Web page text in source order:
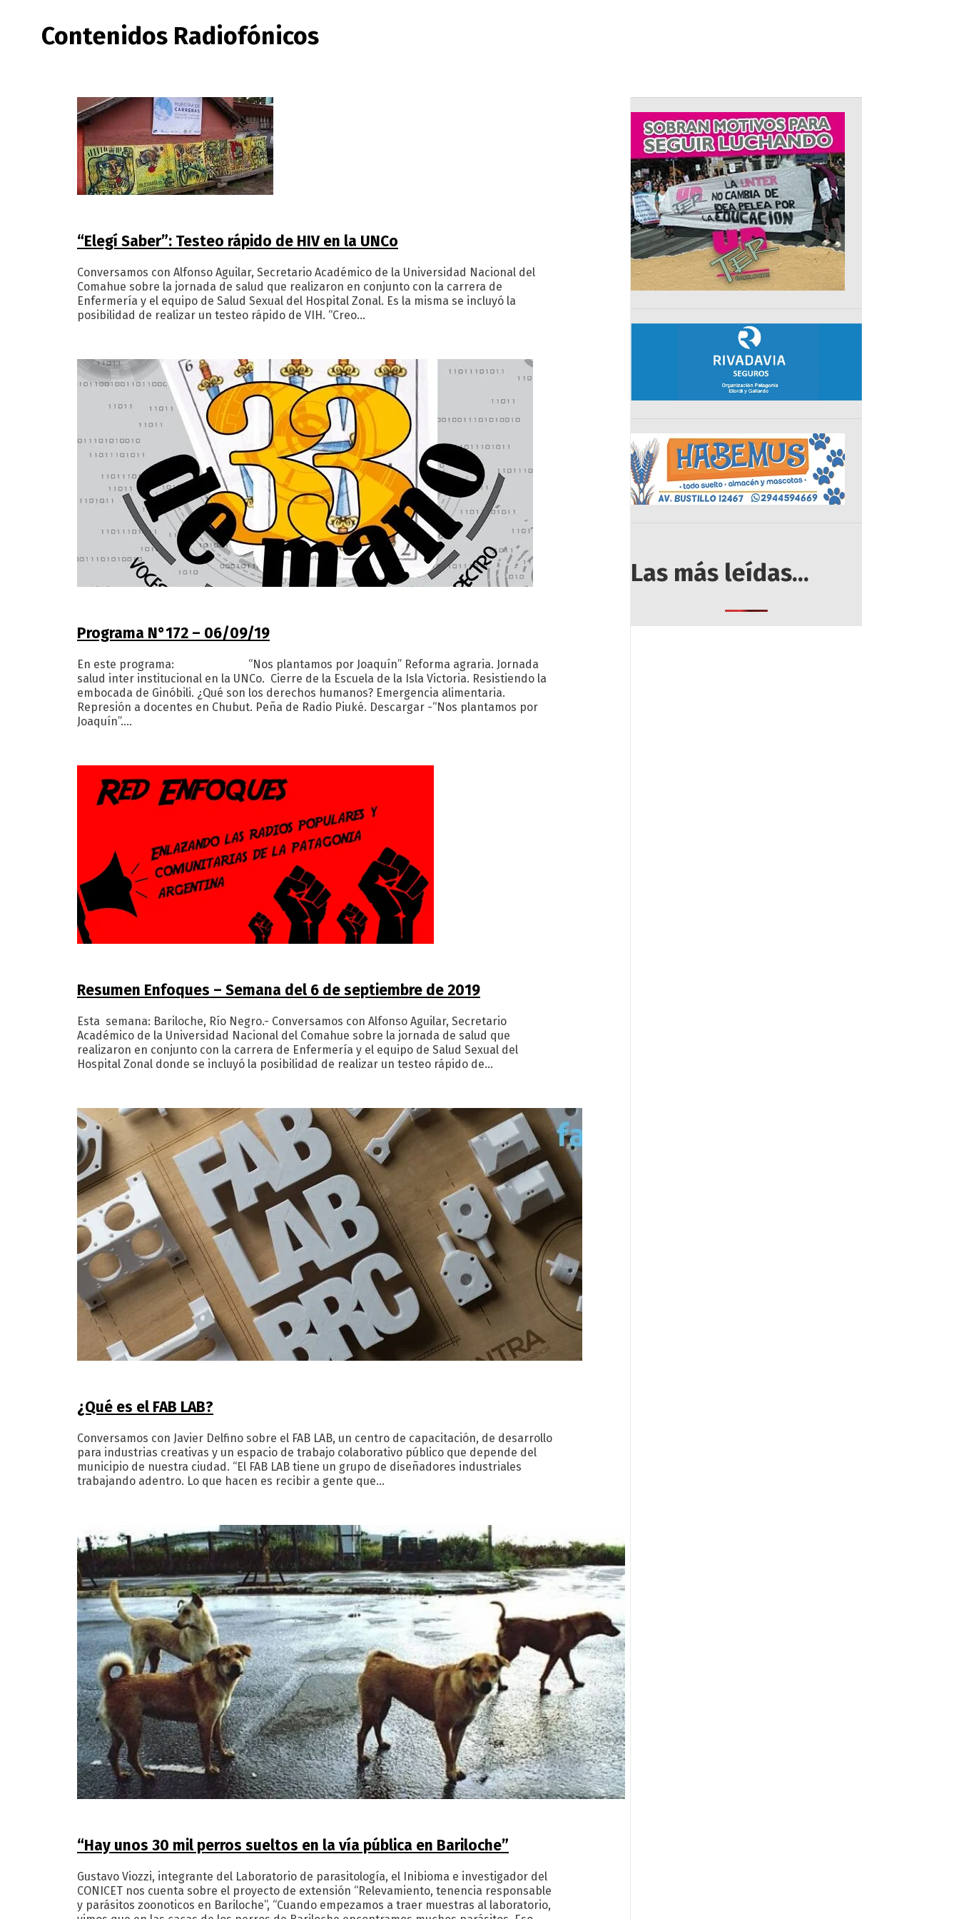
Contenidos Radiofónicos
“Elegí Saber”: Testeo rápido de HIV en la UNCo
Conversamos con Alfonso Aguilar, Secretario Académico de la Universidad Nacional del
Comahue sobre la jornada de salud que realizaron en conjunto con la carrera de
Enfermería y el equipo de Salud Sexual del Hospital Zonal. Es la misma se incluyó la
posibilidad de realizar un testeo rápido de VIH. “Creo…
Programa N°172 – 06/09/19
En este programa: “Nos plantamos por Joaquín” Reforma agraria. Jornada
salud inter institucional en la UNCo. Cierre de la Escuela de la Isla Victoria. Resistiendo la
embocada de Ginóbili. ¿Qué son los derechos humanos? Emergencia alimentaria.
Represión a docentes en Chubut. Peña de Radio Piuké. Descargar -“Nos plantamos por
Joaquín”.…
Resumen Enfoques – Semana del 6 de septiembre de 2019
Esta semana: Bariloche, Río Negro.- Conversamos con Alfonso Aguilar, Secretario
Académico de la Universidad Nacional del Comahue sobre la jornada de salud que
realizaron en conjunto con la carrera de Enfermería y el equipo de Salud Sexual del
Hospital Zonal donde se incluyó la posibilidad de realizar un testeo rápido de…
¿Qué es el FAB LAB?
Conversamos con Javier Delfino sobre el FAB LAB, un centro de capacitación, de desarrollo
para industrias creativas y un espacio de trabajo colaborativo público que depende del
municipio de nuestra ciudad. “El FAB LAB tiene un grupo de diseñadores industriales
trabajando adentro. Lo que hacen es recibir a gente que…
“Hay unos 30 mil perros sueltos en la vía pública en Bariloche”
Gustavo Viozzi, integrante del Laboratorio de parasitología, el Inibioma e investigador del
CONICET nos cuenta sobre el proyecto de extensión “Relevamiento, tenencia responsable
y parásitos zoonoticos en Bariloche”, “Cuando empezamos a traer muestras al laboratorio,
Las más leídas...